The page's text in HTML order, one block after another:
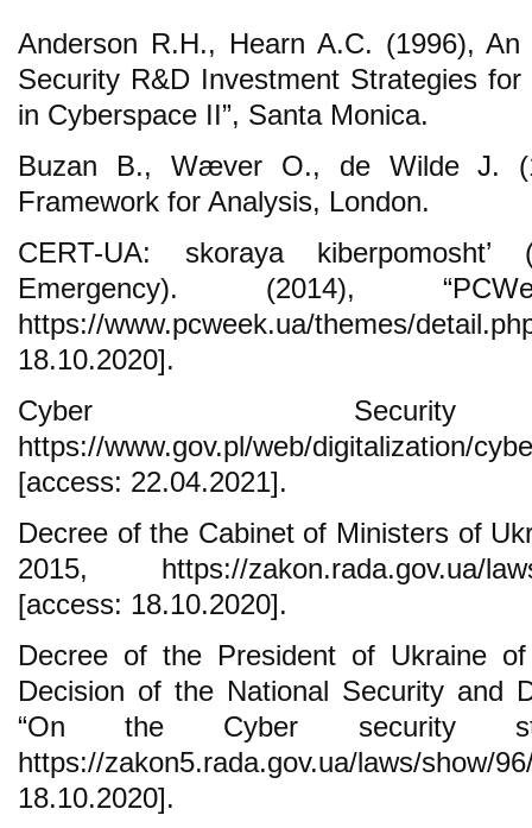
Anderson R.H., Hearn A.C. (1996),
Security R&D Investment Strategies
in Cyberspace II”, Santa Monica.
Buzan B., Wæver O., de Wilde J.
Framework for Analysis, London.
CERT-UA: skoraya kiberpomosht’
Emergency). (2014),
https://www.pcweek.ua/themes/
18.10.2020].
Cyber Security
https://www.gov.pl/web/digitalization/
[access: 22.04.2021].
Decree of the Cabinet of Ministers of
2015, https://zakon.rada.gov.ua/
[access: 18.10.2020].
Decree of the President of Ukraine
Decision of the National Security and
“On the Cyber security
https://zakon5.rada.gov.ua/
18.10.2020].